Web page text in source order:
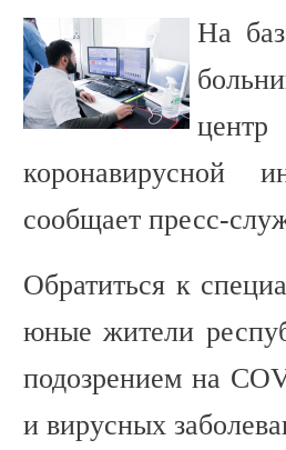
На
коронавирусной
сообщает пресс-
Обратиться к
юные жители
подозрением на
и вирусных